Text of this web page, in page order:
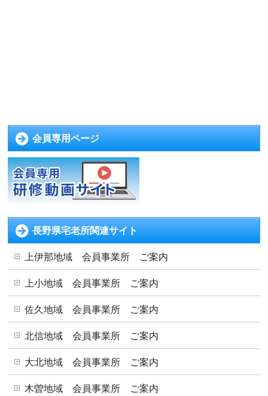
会員専用ページ
長野県宅老所関連サイト
上伊那地域 会員事業所 ご案内
上小地域 会員事業所 ご案内
佐久地域 会員事業所 ご案内
北信地域 会員事業所 ご案内
大北地域 会員事業所 ご案内
木曽地域 会員事業所 ご案内